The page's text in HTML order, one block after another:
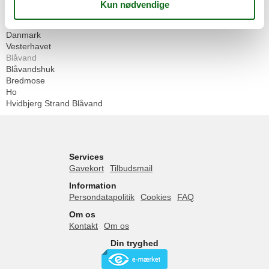
Danmark
Vesterhavet
Blåvand
Blåvandshuk
Bredmose
Ho
Hvidbjerg Strand Blåvand
Services
Gavekort
Tilbudsmail
Information
Persondatapolitik
Cookies
FAQ
Om os
Kontakt
Om os
Din tryghed